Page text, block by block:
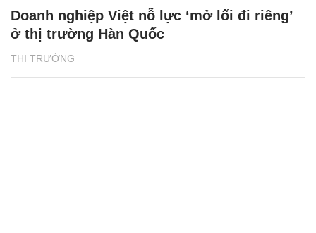
THỊ TRƯỜNG
Doanh nghiệp Việt nỗ lực ‘mở lối đi riêng’
ở thị trường Hàn Quốc